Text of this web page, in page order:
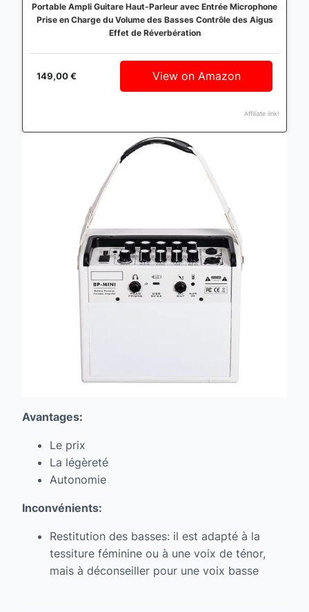
Portable Ampli Guitare Haut-Parleur avec Entrée Microphone
Prise en Charge du Volume des Basses Contrôle des Aigus
Effet de Réverbération
149,00 € View on Amazon
Affiliate link!
Avantages:
Le prix
La légèreté
Autonomie
Inconvénients:
Restitution des basses: il est adapté à la
tessiture féminine ou à une voix de ténor,
mais à déconseiller pour une voix basse